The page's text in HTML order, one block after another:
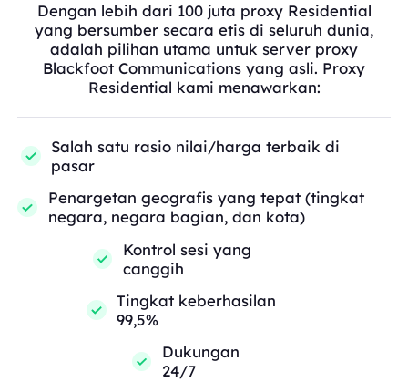
Dengan lebih dari 100 juta proxy Residential
yang bersumber secara etis di seluruh dunia,
adalah pilihan utama untuk server proxy
Blackfoot Communications yang asli. Proxy
Residential kami menawarkan:
Salah satu rasio nilai/harga terbaik di
pasar
Penargetan geografis yang tepat (tingkat
negara, negara bagian, dan kota)
Kontrol sesi yang
canggih
Tingkat keberhasilan
99,5%
Dukungan
24/7